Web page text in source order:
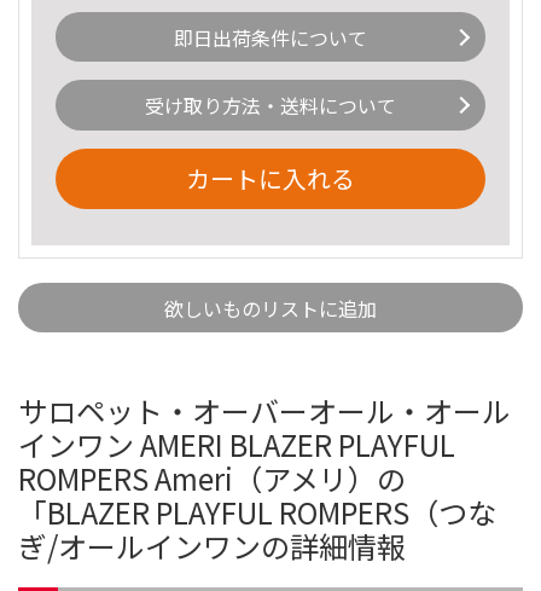
即日出荷条件について
受け取り方法・送料について
カートに入れる
欲しいものリストに追加
サロペット・オーバーオール・オール
インワン AMERI BLAZER PLAYFUL
ROMPERS Ameri（アメリ）の
「BLAZER PLAYFUL ROMPERS（つな
ぎ/オールインワンの詳細情報